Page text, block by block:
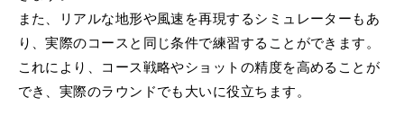
また、リアルな地形や風速を再現するシミュレーターもあ
り、実際のコースと同じ条件で練習することができます。
これにより、コース戦略やショットの精度を高めることが
でき、実際のラウンドでも大いに役立ちます。